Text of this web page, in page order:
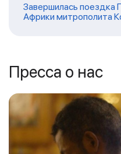
Завершилась поездка
Африки митрополита
Пресса о нас